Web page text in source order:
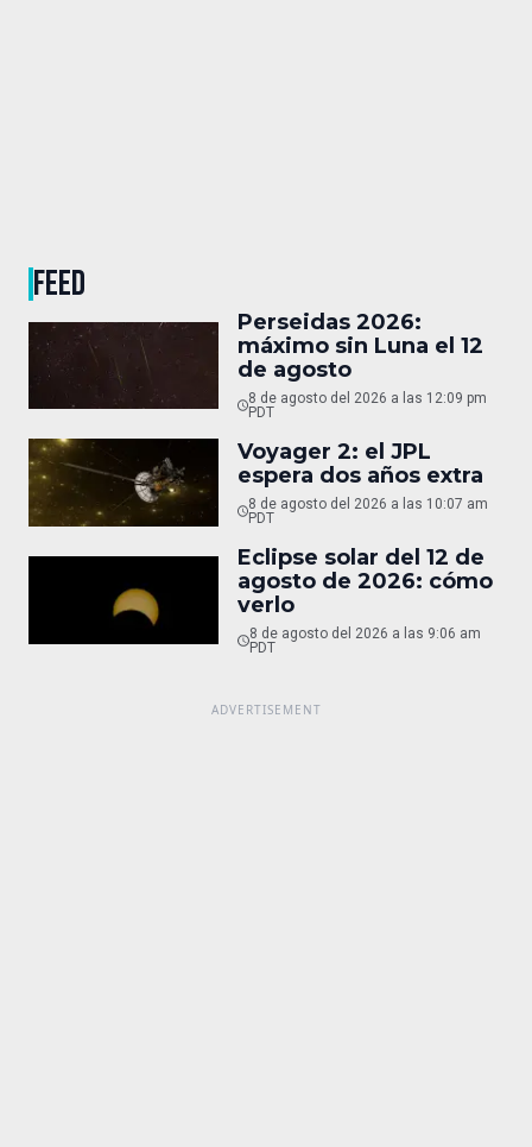
FEED
Perseidas 2026:
máximo sin Luna el 12
de agosto
8 de agosto del 2026 a las 12:09 pm
PDT
Voyager 2: el JPL
espera dos años extra
8 de agosto del 2026 a las 10:07 am
PDT
Eclipse solar del 12 de
agosto de 2026: cómo
verlo
8 de agosto del 2026 a las 9:06 am
PDT